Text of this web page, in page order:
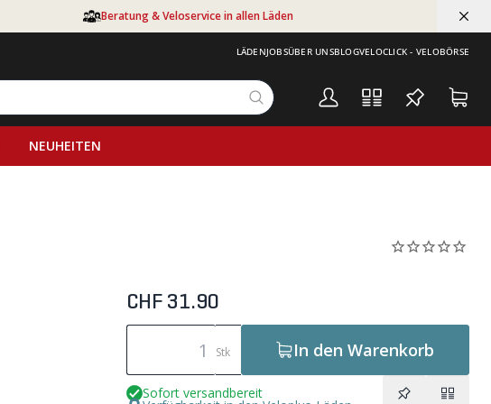
Beratung & Veloservice in allen Läden
LÄDENJOBSÜBER UNSBLOGVELOCLICK - VELOBÖRSE
NEUHEITEN
CHF 31.90
Stk In den Warenkorb
Sofort versandbereit